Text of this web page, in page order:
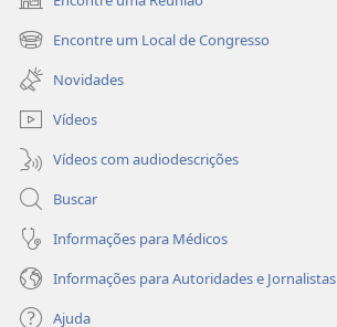
(abre
nova
janela)
Encontre um Local de Congresso
(abre
nova
janela)
Novidades
Vídeos
Vídeos com audiodescrições
Buscar
Informações para Médicos
Informações para Autoridades e Jornalistas
Ajuda